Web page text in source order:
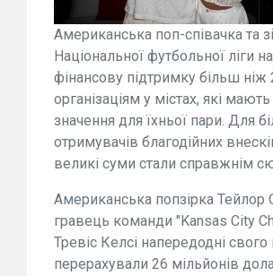
Американська поп-співачка та
Національної футбольної ліги
фінансову підтримку більш ніж
організаціям у містах, які
значення для їхньої пари. Для
отримувачів благодійних
великі суми стали справжнім
Американська попзірка Тейлор
гравець команди "Kansas City
Тревіс Келсі напередодні свого
перерахували 26 мільйонів